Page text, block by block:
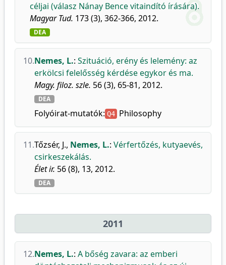
céljai (válasz Nánay Bence vitaindító írására).
Magyar Tud. 173 (3), 362-366, 2012.
DEA
10.Nemes, L.: Szituáció, erény és lelemény: az
erkölcsi felelősség kérdése egykor és ma.
Magy. filoz. szle. 56 (3), 65-81, 2012.
DEA
Folyóirat-mutatók: Q4 Philosophy
11.Tőzsér, J., Nemes, L.: Vérfertőzés, kutyaevés,
csirkeszekálás.
Élet ir. 56 (8), 13, 2012.
DEA
2011
12.Nemes, L.: A bőség zavara: az emberi